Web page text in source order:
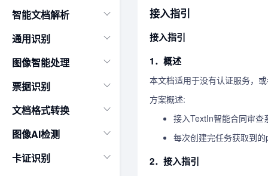
智能文档解析
通用识别
图像智能处理
票据识别
文档格式转换
图像AI检测
卡证识别
接入指引
接入指引
1．概述
本文档适用于没有认证服务，
方案概述:
接入TextIn智能合同审查
每次创建完任务获取到
2．接入指引